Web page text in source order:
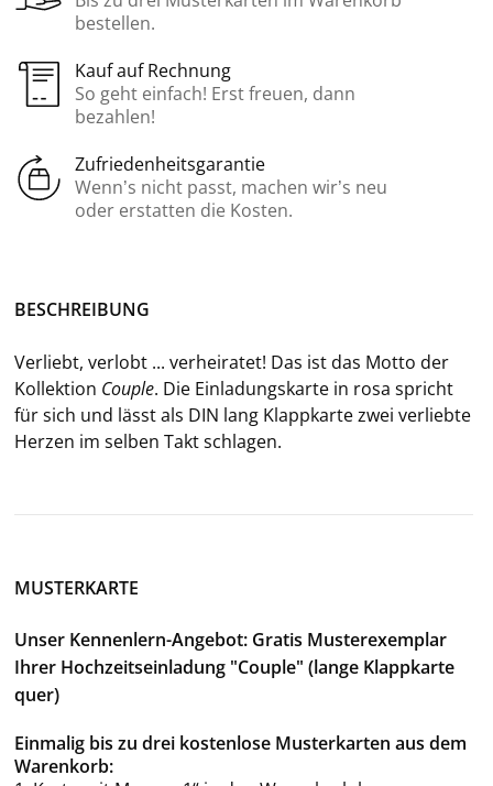
bestellen.
Kauf auf Rechnung
So geht einfach! Erst freuen, dann
bezahlen!
Zufriedenheitsgarantie
Wenn’s nicht passt, machen wir’s neu
oder erstatten die Kosten.
BE­SCHREI­BUNG
Ver­liebt, ver­lobt ... ver­hei­ra­tet! Das ist das Motto der
Kol­lek­ti­on Coup­le. Die Ein­la­dungs­kar­te in rosa spricht
für sich und lässt als DIN lang Klapp­kar­te zwei ver­lieb­te
Her­zen im sel­ben Takt schla­gen.
MUSTERKARTE
Unser Kennenlern-Angebot: Gratis Musterexemplar
Ihrer Hochzeitseinladung "Couple" (lange Klappkarte
quer)
Einmalig bis zu drei kostenlose Musterkarten aus dem
Warenkorb: